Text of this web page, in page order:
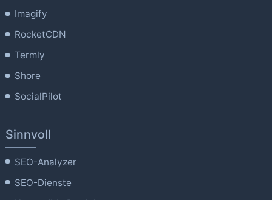
Imagify
RocketCDN
Termly
Shore
SocialPilot
Sinnvoll
SEO-Analyzer
SEO-Dienste